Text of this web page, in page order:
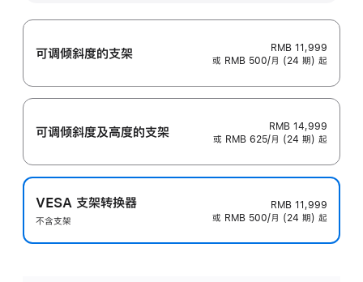
可调倾斜度的支架
RMB 11,999
或 RMB 500/月 (24 期) 起
可调倾斜度及高‍度的支‍架
RMB 14,999
或 RMB 625/月 (24 期) 起
VESA 支架转换器
不含支架
RMB 11,999
或 RMB 500/月 (24 期) 起